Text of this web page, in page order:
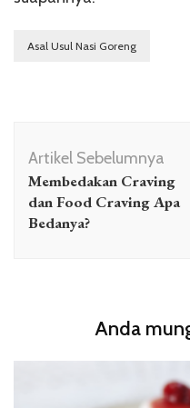
Asal Usul Nasi Goreng
Artikel
Artikel Sebelumnya
Membedakan Craving
dan Food Craving Apa
Bedanya?
Anda